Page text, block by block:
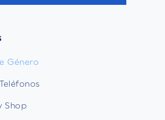
Género
Shop